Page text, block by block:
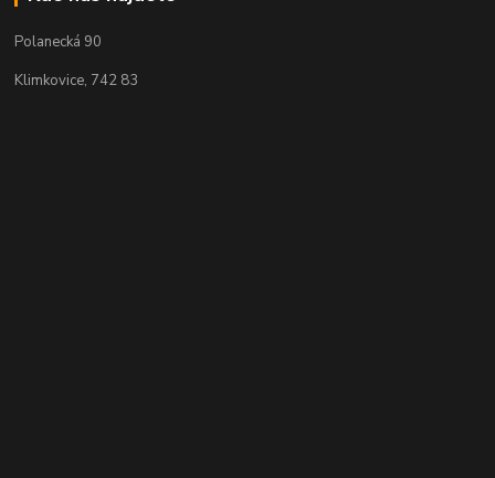
Polanecká 90
Klimkovice, 742 83